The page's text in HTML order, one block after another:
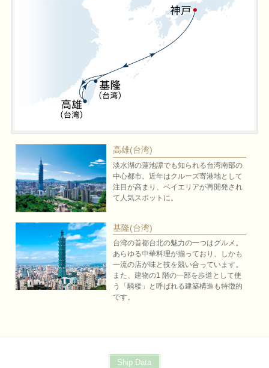
高雄(台湾)
淡水湖の蓮池譚でも知られる台湾南部の
中心都市。近年はクルーズ寄港地として
注目が高まり、ベイエリアが再開発され
て人気スポットに。
基隆(台湾)
台湾の首都台北の魅力の一つはグルメ。
あらゆる中華料理が揃っており、しかも
一流の店が味と技を競い合っています。
また、建物の1 階の一部を歩道として使
う「騎楼」と呼ばれる建築構造も特徴的
です。
Ship Data